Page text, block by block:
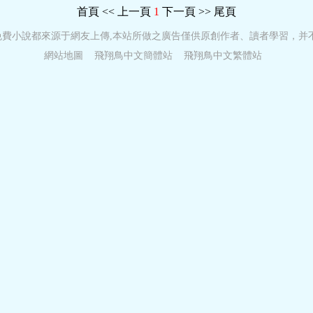
首頁 << 上一頁 1 下一頁 >> 尾頁
小說都來源于網友上傳,本站所做之廣告僅供原創作者、讀者學習，并
網站地圖
飛翔鳥中文簡體站 飛翔鳥中文繁體站